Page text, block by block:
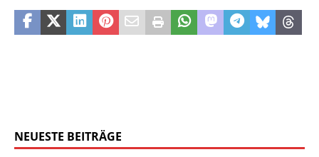
NEUESTE BEITRÄGE